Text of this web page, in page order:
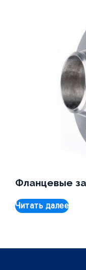
Фланцевые
Читать далее